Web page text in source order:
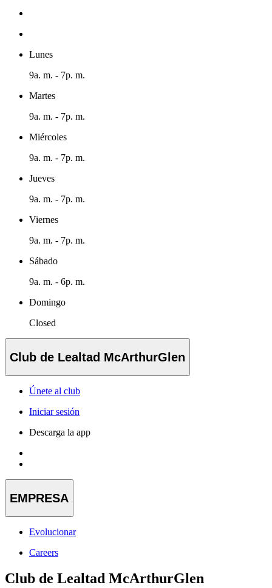
Lunes
9a. m. - 7p. m.
Martes
9a. m. - 7p. m.
Miércoles
9a. m. - 7p. m.
Jueves
9a. m. - 7p. m.
Viernes
9a. m. - 7p. m.
Sábado
9a. m. - 6p. m.
Domingo
Closed
Club de Lealtad McArthurGlen
Únete al club
Iniciar sesión
Descarga la app
EMPRESA
Evolucionar
Careers
Club de Lealtad McArthurGlen